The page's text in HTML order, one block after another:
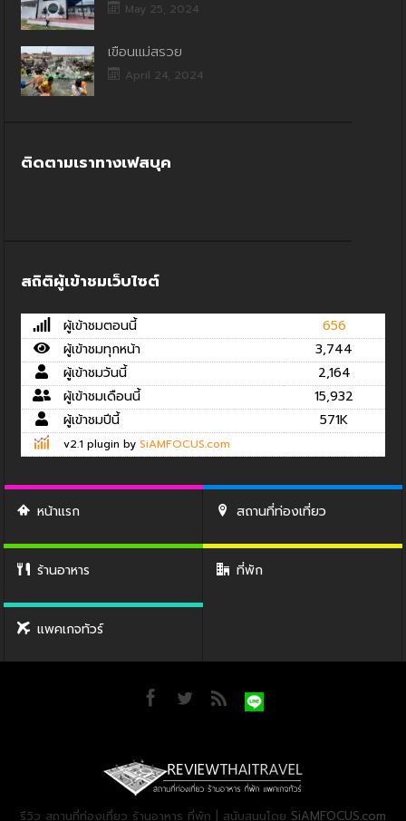
May 25, 2024
เขื่อนแม่สรวย
April 24, 2024
ติดตามเราทางเฟสบุค
สถิติผู้เข้าชมเว็บไซต์
ผู้เข้าชมตอนนี้
656
ผู้เข้าชมทุกหน้า
3,744
ผู้เข้าชมวันนี้
2,164
ผู้เข้าชมเดือนนี้
15,932
ผู้เข้าชมปีนี้
571K
v2.1 plugin by SiAMFOCUS.com
หน้าแรก สถานที่ท่องเที่ยว
ร้านอาหาร ที่พัก
แพคเกจทัวร์
รีวิว สถานที่ท่องเที่ยว ร้านอาหาร ที่พัก | สนับสนุนโดย SiAMFOCUS.com